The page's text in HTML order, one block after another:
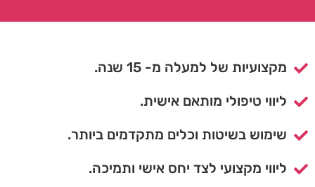
מקצועיות של למעלה מ- 15 שנה.
ליווי טיפולי מותאם אישית.
שימוש בשיטות וכלים מתקדמים ביותר.
ליווי מקצועי לצד יחס אישי ותמיכה.